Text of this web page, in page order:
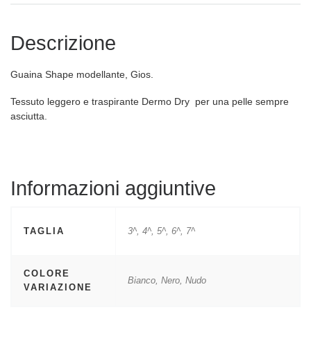
Descrizione
Guaina Shape modellante, Gios.
Tessuto leggero e traspirante Dermo Dry per una pelle sempre
asciutta.
Informazioni aggiuntive
TAGLIA 3^, 4^, 5^, 6^, 7^
COLORE
VARIAZIONE
Bianco, Nero, Nudo